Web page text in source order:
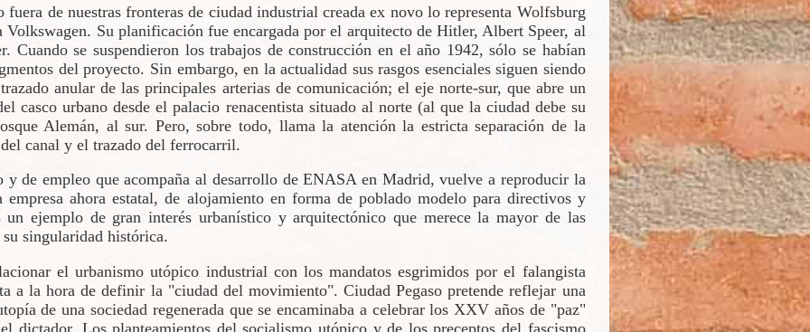
de nuestras fronteras de ciudad industrial creada ex novo lo representa Wolfsburg
Volkswagen. Su planificación fue encargada por el arquitecto de Hitler, Albert Speer, al
Cuando se suspendieron los trabajos de construcción en el año 1942, sólo se habían
del proyecto. Sin embargo, en la actualidad sus rasgos esenciales siguen siendo
anular de las principales arterias de comunicación; el eje norte-sur, que abre un
casco urbano desde el palacio renacentista situado al norte (al que la ciudad debe su
Alemán, al sur. Pero, sobre todo, llama la atención la estricta separación de la
canal y el trazado del ferrocarril.
y de empleo que acompaña al desarrollo de ENASA en Madrid, vuelve a reproducir la
empresa ahora estatal, de alojamiento en forma de poblado modelo para directivos y
un ejemplo de gran interés urbanístico y arquitectónico que merece la mayor de las
singularidad histórica.
el urbanismo utópico industrial con los mandatos esgrimidos por el falangista
a la hora de definir la "ciudad del movimiento". Ciudad Pegaso pretende reflejar una
de una sociedad regenerada que se encaminaba a celebrar los XXV años de "paz"
dictador. Los planteamientos del socialismo utópico y de los preceptos del fascismo